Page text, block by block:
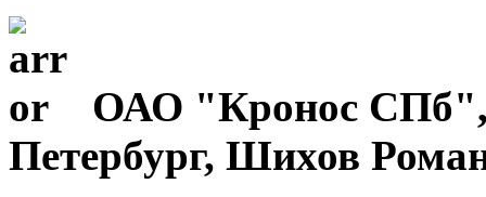
ОАО "Кронос СПб",
Петербург, Шихов